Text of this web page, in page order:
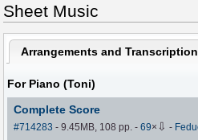
Sheet Music
Arrangements and
For Piano (Toni)
Complete Score
#714283 - 9.45MB, 108 pp.-69× ⇩ -